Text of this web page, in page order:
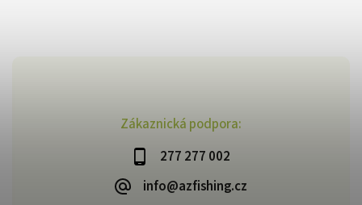
Zákaznická podpora:
277 277 002
info@azfishing.cz